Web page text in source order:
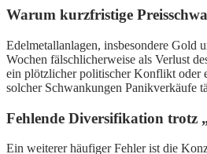
Warum kurzfristige
Edelmetallanlagen, insbesondere Gold
Wochen fälschlicherweise als Verlust
ein plötzlicher politischer Konflikt oder
solcher Schwankungen Panikverkäufe
Fehlende Diversifikation trotz
Ein weiterer häufiger Fehler ist die